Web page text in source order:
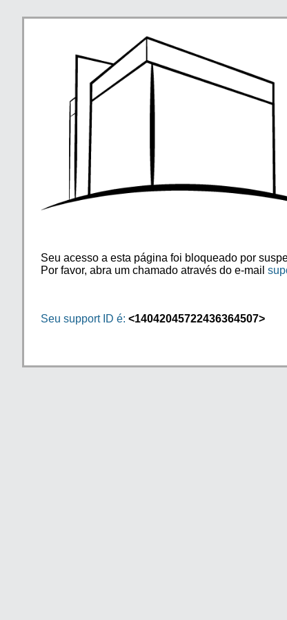
Seu acesso a esta página foi bloqueado por
Por favor, abra um chamado através do e-mail
Seu support ID é: <14042045722436364507>